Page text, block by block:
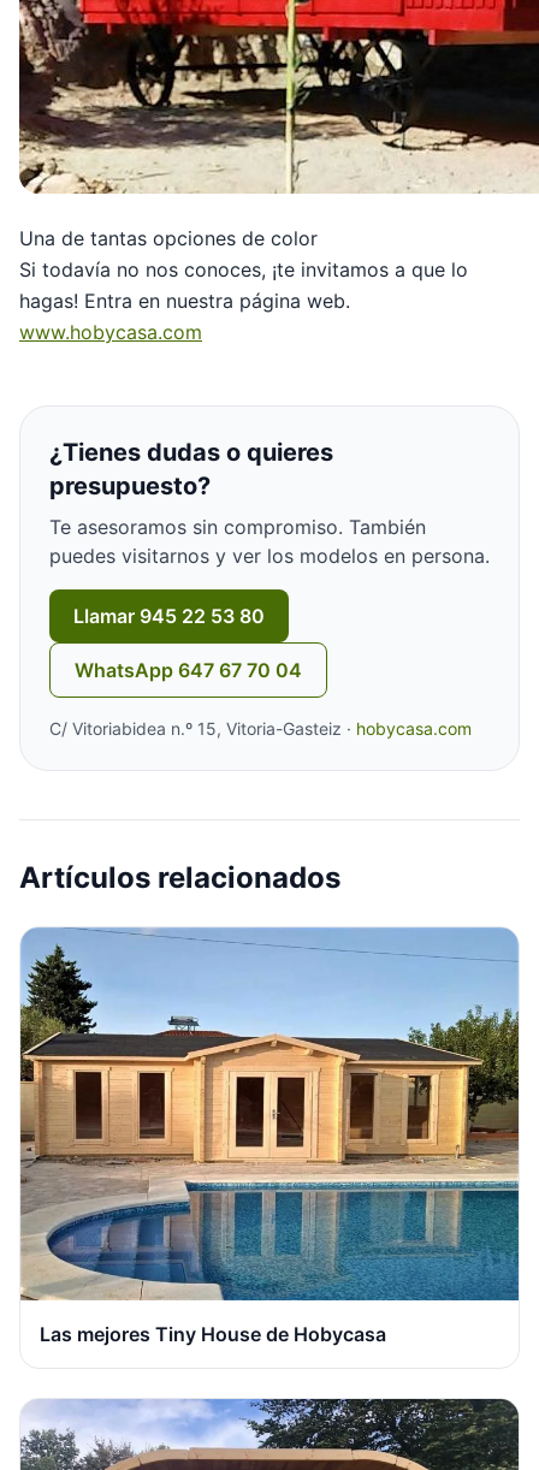
Una de tantas opciones de color
Si todavía no nos conoces, ¡te invitamos a que lo
hagas! Entra en nuestra página web.
www.hobycasa.com
¿Tienes dudas o quieres
presupuesto?
Te asesoramos sin compromiso. También
puedes visitarnos y ver los modelos en persona.
Llamar 945 22 53 80
WhatsApp 647 67 70 04
C/ Vitoriabidea n.º 15, Vitoria-Gasteiz · hobycasa.com
Artículos relacionados
Las mejores Tiny House de Hobycasa